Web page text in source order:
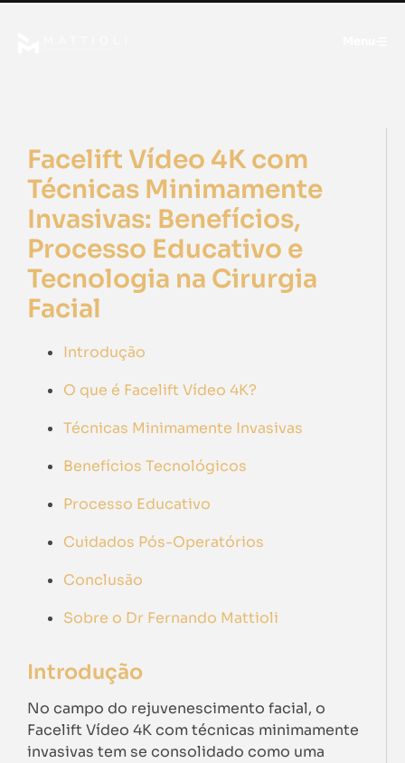
Facelift Vídeo 4K com
Técnicas Minimamente
Invasivas: Benefícios,
Processo Educativo e
Tecnologia na Cirurgia
Facial
Introdução
O que é Facelift Vídeo 4K?
Técnicas Minimamente Invasivas
Benefícios Tecnológicos
Processo Educativo
Cuidados Pós-Operatórios
Conclusão
Sobre o Dr Fernando Mattioli
Introdução
No campo do rejuvenescimento facial, o
Facelift Vídeo 4K com técnicas minimamente
invasivas tem se consolidado como uma